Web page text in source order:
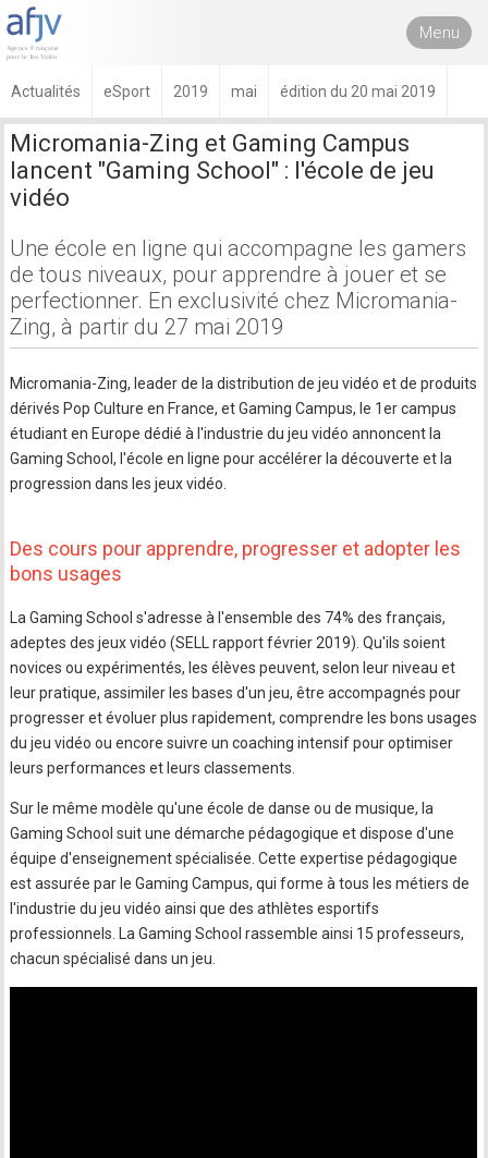
Menu
Actualités eSport 2019 mai édition du 20 mai 2019
Micromania-Zing et Gaming Campus
lancent "Gaming School" : l'école de jeu
vidéo
Une école en ligne qui accompagne les gamers
de tous niveaux, pour apprendre à jouer et se
perfectionner. En exclusivité chez Micromania-
Zing, à partir du 27 mai 2019
Micromania-Zing, leader de la distribution de jeu vidéo et de produits
dérivés Pop Culture en France, et Gaming Campus, le 1er campus
étudiant en Europe dédié à l'industrie du jeu vidéo annoncent la
Gaming School, l'école en ligne pour accélérer la découverte et la
progression dans les jeux vidéo.
Des cours pour apprendre, progresser et adopter les
bons usages
La Gaming School s'adresse à l'ensemble des 74% des français,
adeptes des jeux vidéo (SELL rapport février 2019). Qu'ils soient
novices ou expérimentés, les élèves peuvent, selon leur niveau et
leur pratique, assimiler les bases d'un jeu, être accompagnés pour
progresser et évoluer plus rapidement, comprendre les bons usages
du jeu vidéo ou encore suivre un coaching intensif pour optimiser
leurs performances et leurs classements.
Sur le même modèle qu'une école de danse ou de musique, la
Gaming School suit une démarche pédagogique et dispose d'une
équipe d'enseignement spécialisée. Cette expertise pédagogique
est assurée par le Gaming Campus, qui forme à tous les métiers de
l'industrie du jeu vidéo ainsi que des athlètes esportifs
professionnels. La Gaming School rassemble ainsi 15 professeurs,
chacun spécialisé dans un jeu.